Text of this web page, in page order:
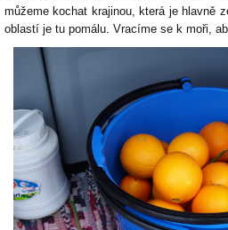
můžeme kochat krajinou, která je hlavně
oblastí je tu pomálu. Vracíme se k moři,